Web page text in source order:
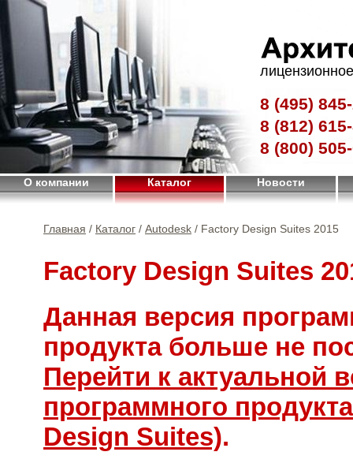
8 (495)
8 (812)
8 (800)
О компании Каталог Новости
Главная / Каталог / Autodesk / Factory Design Suites 2015
Factory Design Suites
Данная версия
продукта больше не
Перейти к актуальной
программного
Design Suites).